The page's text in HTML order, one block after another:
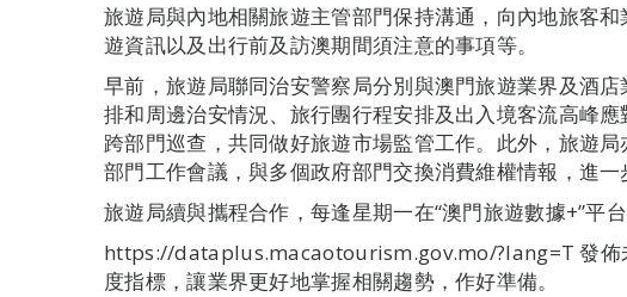
旅遊局與內地相關旅遊主管部門保持溝通，向內地旅客
遊資訊以及出行前及訪澳期間須注意的事項等。
早前，旅遊局聯同治安警察局分別與澳門旅遊業界及酒
排和周邊治安情況、旅行團行程安排及出入境客流高峰
跨部門巡查，共同做好旅遊市場監管工作。此外，旅遊
部門工作會議，與多個政府部門交換消費維權情報，進一
旅遊局續與攜程合作，每逢星期一在“澳門旅遊數據+”平台
https://dataplus.macaotourism.gov.mo/?lang=T 發佈
度指標，讓業界更好地掌握相關趨勢，作好準備。